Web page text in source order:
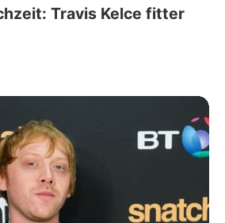
Travis Kelce fitter